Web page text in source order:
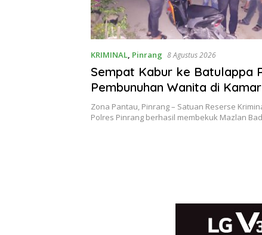
KRIMINAL, Pinrang 8 Agustus 2026
Sempat Kabur ke Batulappa
Pembunuhan Wanita di
Pinrang Ditangkap Polisi
Zona Pantau, Pinrang – Satuan Reserse
Polres Pinrang berhasil membekuk Mazlan